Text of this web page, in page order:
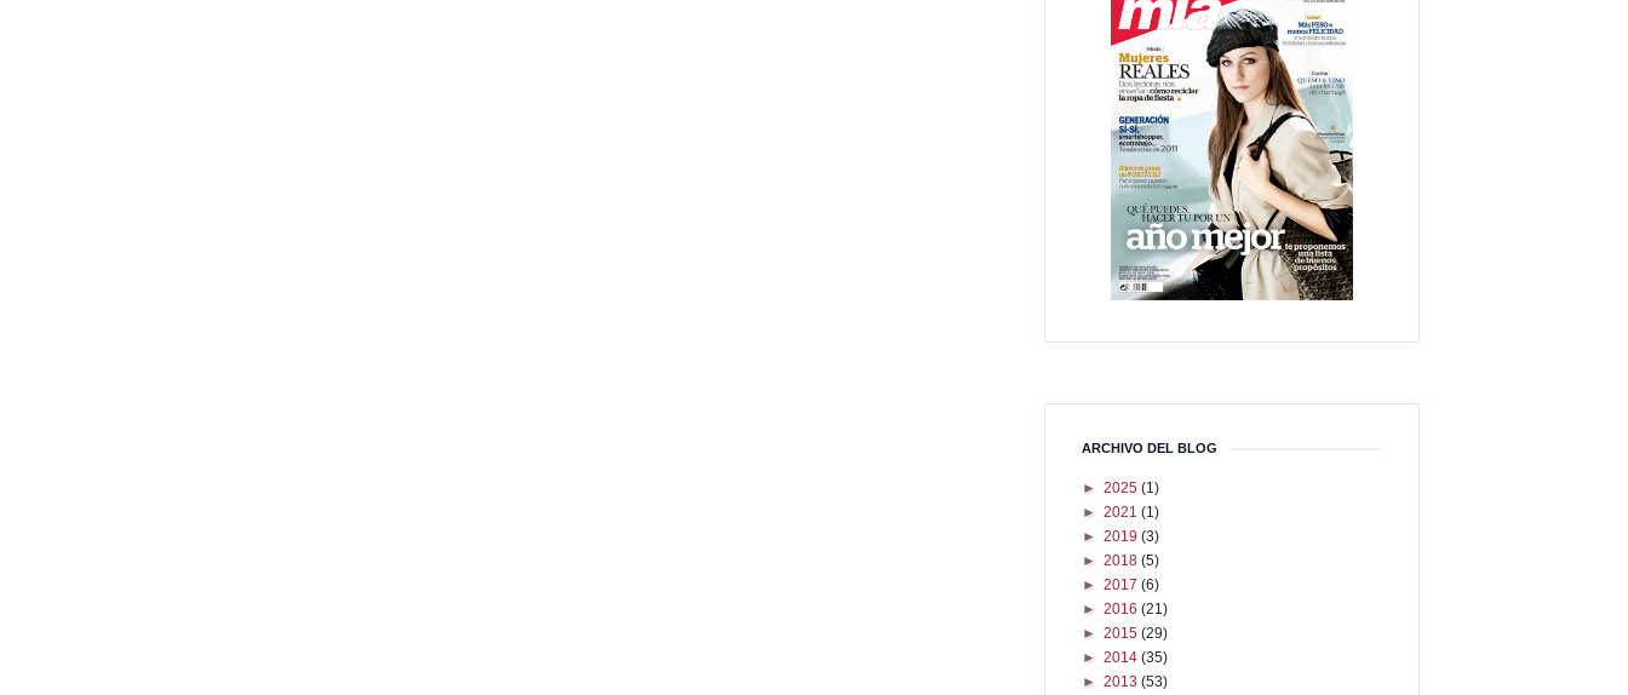
ARCHIVO DEL BLOG
► 2025 (1)
► 2021 (1)
► 2019 (3)
► 2018 (5)
► 2017 (6)
► 2016 (21)
► 2015 (29)
► 2014 (35)
► 2013 (53)